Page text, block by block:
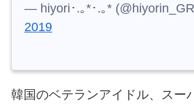
— hiyori･.｡*･.｡*
2019
韓国のベテランアイドル、スー